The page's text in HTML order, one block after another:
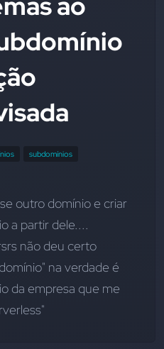
subdomínios
outro domínio e criar
a partir dele....
não deu certo
na verdade é
da empresa que me